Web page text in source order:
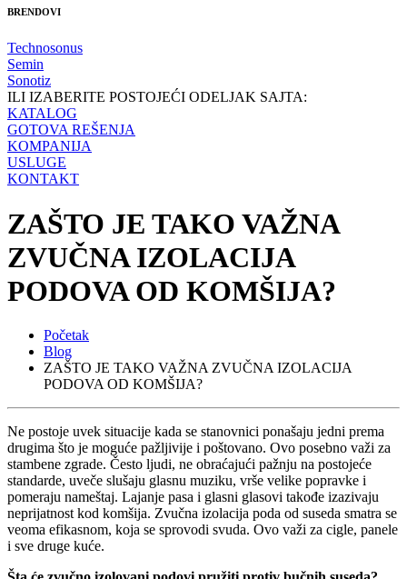
BRENDOVI
Technosonus
Semin
Sonotiz
ILI IZABERITE POSTOJEĆI ODELJAK SAJTA:
KATALOG
GOTOVA REŠENJA
KOMPANIJA
USLUGE
KONTAKT
ZAŠTO JE TAKO VAŽNA
ZVUČNA IZOLACIJA
PODOVA OD KOMŠIJA?
Početak
Blog
ZAŠTO JE TAKO VAŽNA ZVUČNA IZOLACIJA
PODOVA OD KOMŠIJA?
Ne postoje uvek situacije kada se stanovnici ponašaju jedni prema
drugima što je moguće pažljivije i poštovano. Ovo posebno važi za
stambene zgrade. Često ljudi, ne obraćajući pažnju na postojeće
standarde, uveče slušaju glasnu muziku, vrše velike popravke i
pomeraju nameštaj. Lajanje pasa i glasni glasovi takođe izazivaju
neprijatnost kod komšija. Zvučna izolacija poda od suseda smatra se
veoma efikasnom, koja se sprovodi svuda. Ovo važi za cigle, panele
i sve druge kuće.